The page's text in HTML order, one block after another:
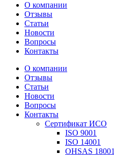
О компании
Отзывы
Статьи
Новости
Вопросы
Контакты
О компании
Отзывы
Статьи
Новости
Вопросы
Контакты
Сертификат ИСО
ISO 9001
ISO 14001
OHSAS 18001